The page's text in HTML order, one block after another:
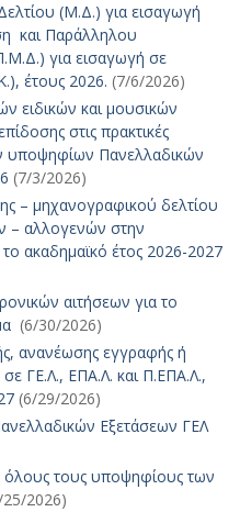
(Μ.Δ.) για εισαγωγή
και Παράλληλου
για εισαγωγή σε
έτους 2026. (7/6/2026)
ειδικών και μουσικών
στις πρακτικές
υποψηφίων Πανελλαδικών
(7/3/2026)
– μηχανογραφικού δελτίου
– αλλογενών στην
ακαδημαϊκό έτος 2026-2027
αιτήσεων για το
(6/30/2026)
ανανέωσης εγγραφής ή
ΓΕ.Λ., ΕΠΑ.Λ. και Π.ΕΠΑ.Λ.,
(6/29/2026)
Εξετάσεων ΓΕΛ
τους υποψηφίους των
25/2026)